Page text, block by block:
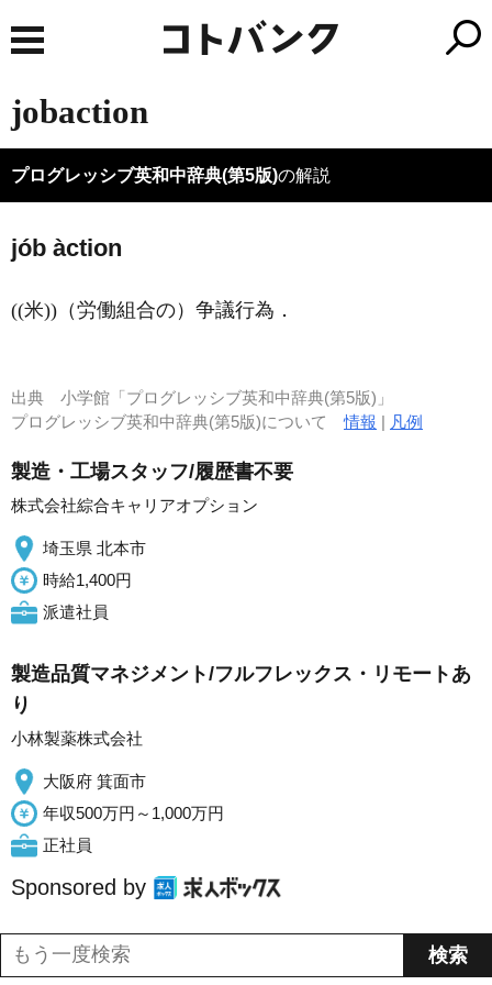
jobaction
プログレッシブ英和中辞典(第5版)の解説
jób àction
((米))（労働組合の）争議行為 ．
出典 小学館「プログレッシブ英和中辞典(第5版)」
プログレッシブ英和中辞典(第5版)について情報 | 凡例
製造・工場スタッフ/履歴書不要
株式会社綜合キャリアオプション
埼玉県 北本市
時給1,400円
派遣社員
製造品質マネジメント/フルフレックス・リモートあ
り
小林製薬株式会社
大阪府 箕面市
年収500万円～1,000万円
正社員
Sponsored by